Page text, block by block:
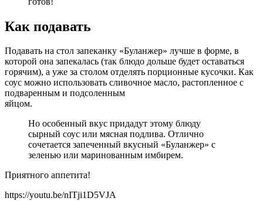
Как подавать
Подавать на стол запеканку «Буланжер» лучше в форме, в
которой она запекалась (так блюдо дольше будет оставаться
горячим), а уже за столом отделять порционные кусочки. Как
соус можно использовать сливочное масло, растопленное с
подваренным и подсоленным
яйцом.
Но особенный вкус придадут этому блюду
сырный соус или мясная подлива. Отлично
сочетается запеченный вкусный «Буланжер» с
зеленью или маринованным имбирем.
Приятного аппетита!
https://youtu.be/nITji1D5VJA